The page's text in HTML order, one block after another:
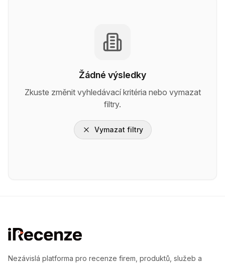
Žádné výsledky
Zkuste změnit vyhledávací kritéria nebo vymazat
filtry.
Vymazat filtry
Nezávislá platforma pro recenze firem, produktů, služeb a